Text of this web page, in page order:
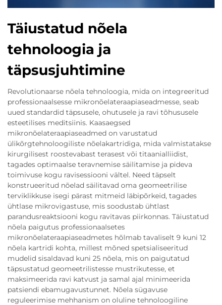
Täiustatud nõela
tehnoloogia ja
täpsusjuhtimine
Revolutionaarse nõela tehnoloogia, mida on integreeritud
professionaalsesse mikronõelateraapiaseadmesse, seab
uued standardid täpsusele, ohutusele ja ravi tõhususele
esteetilises meditsiinis. Kaasaegsed
mikronõelateraapiaseadmed on varustatud
ülikõrgtehnoloogiliste nõelakartridiga, mida valmistatakse
kirurgilisest roostevabast terasest või titaanialliidist,
tagades optimaalse teravnemise säilitamise ja pideva
toimivuse kogu ravisessiooni vältel. Need täpselt
konstrueeritud nõelad säilitavad oma geomeetrilise
terviklikkuse isegi pärast mitmeid läbipõrkeid, tagades
ühtlase mikrovigastuse, mis soodustab ühtlast
parandusreaktsiooni kogu ravitavas piirkonnas. Täiustatud
nõela paigutus professionaalsetes
mikronõelateraapiaseadmetes hõlmab tavaliselt 9 kuni 12
nõela kartridi kohta, millest mõned spetsialiseeritud
mudelid sisaldavad kuni 25 nõela, mis on paigutatud
täpsustatud geomeetrilistesse mustrikutesse, et
maksimeerida ravi katvust ja samal ajal minimeerida
patsiendi ebamugavustunnet. Nõela sügavuse
reguleerimise mehhanism on oluline tehnoloogiline